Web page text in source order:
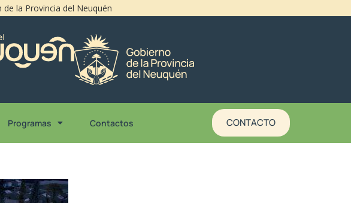
la Provincia del Neuquén
Programas Contactos CONTACTO